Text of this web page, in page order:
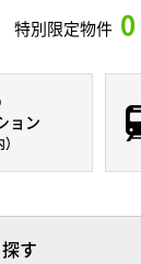
特別限定物件 0
ョン
す